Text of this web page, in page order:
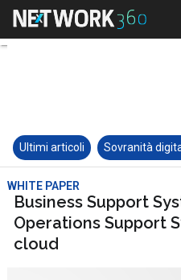
Ultimi articoli Sovranità
WHITE PAPER
Business Support
Operations Support
cloud